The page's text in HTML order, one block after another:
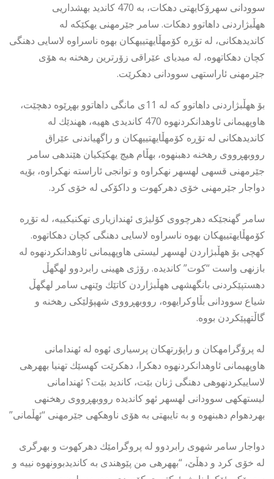
سوودانى سهرۆكایهتى دهكات، به 470 كاندید بهشداریى
ههڵبژاردنى داهاتوو دهكات. سامر جێرمهنى یهكێكه له
كاندیدهكانى، له تۆڕه كۆمهڵایهتییهكان بهوه ناسراوه لاسایى دهنگى
كچان دهكاتهوه، له میدیاى عێراقى زۆرترین رهخنه به هۆى
جێرمهنى ئاراستهى سوودانى دهكرێت.
بۆ ههڵبژاردنى داهاتوو كه له 11ى مانگى داهاتوو بهڕێوه دهچێت،
هاوپهیمانى ئاوهدانكردنهوه 470 كاندیدى ههیه، ههندێك له
كاندیدهكانى له تۆڕه كۆمهڵایهتییهكان و راگهیاندنى عێراق
رووبهڕووى رهخنه دهبنهوه، بهڵام هیچ یهكێكیان هێندهى سامر
جێرمهنى قسهى لهسهر نهكراوه و توانجى ئاراسته نهكراوه، بۆیه
دواجار جێرمهنى خۆى دهركهوت و داكۆكى له خۆى كرد.
سامر گهنجێكه دهرچووى كۆلیژى ئهندازیارى تهكنیكییه، له تۆڕه
كۆمهڵایهتییهكان بهوه ناسراوه لاسایى دهنگى كچان دهكاتهوه.
كهچى بۆ ههڵبژاردن لهسهر لیستى هاوپهیمانى ئاوهدانكردنهوه له
بازنهى واست “كوت” كاندیده. رۆژى ههینى رابردوو لهگهڵ
دهستپێكردنى بانگهشهى ههڵبژاردن كاتێك وێنهى سامر لهگهڵ
شیاع سوودانى بڵاوكرایهوه، رووبهڕووى شهپۆلێكى رهخنه و
گاڵتهپێكردن بووه.
له پرۆگرامهكان و راپۆرتهكان پرسیارى ئهوه له ئهندامانى
هاوپهیمانى ئاوهدانكردنهوه دهكرا، دهكرێت كهسێك تهنیا بههرهى
لاساییكردنهوهى دهنگى ژنان بێت، كاندید بێت؟ ئهندامانى
لیستهكهى سوودانى لهسهر ئهو كاندیده رووبهڕووى رهخنهى
بهردهوام دهبنهوه و به تایبهتى به هۆى ناوهكهى جێرمهنى “ئهڵمانى”
دواجار سامر شهوى رابردوو له پروگرامێك دهركهوت و بهرگرى
له خۆى كرد و دهڵێ، “بههرهى من پێوهندى به كاندیدبوونهوه نییه و